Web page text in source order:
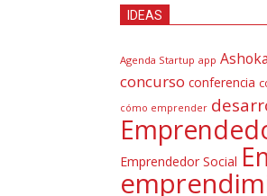
IDEAS
Agenda Startup app Ashoka
concurso conferencia
cómo emprender
Emprendedor Social